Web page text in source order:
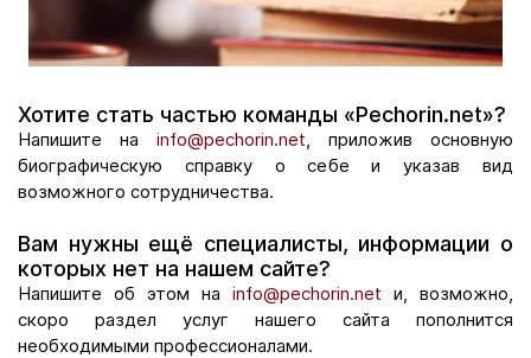
Хотите стать частью команды «Pechorin.net»?
Напишите на info@pechorin.net , приложив основную
биографическую справку о себе и указав вид
возможного сотрудничества.
Вам нужны ещё специалисты, информации о
которых нет на нашем сайте?
Напишите об этом на info@pechorin.net и, возможно,
скоро раздел услуг нашего сайта пополнится
необходимыми профессионалами.